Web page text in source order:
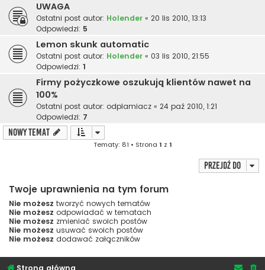
UWAGA
Ostatni post autor: Holender « 20 lis 2010, 13:13
Odpowiedzi: 5
Lemon skunk automatic
Ostatni post autor: Holender « 03 lis 2010, 21:55
Odpowiedzi: 1
Firmy pożyczkowe oszukują klientów nawet na
100%
Ostatni post autor: odplamiacz « 24 paź 2010, 1:21
Odpowiedzi: 7
NOWY TEMAT
Tematy: 81 • Strona 1 z 1
Przejdź do
Twoje uprawnienia na tym forum
Nie możesz tworzyć nowych tematów
Nie możesz odpowiadać w tematach
Nie możesz zmieniać swoich postów
Nie możesz usuwać swoich postów
Nie możesz dodawać załączników